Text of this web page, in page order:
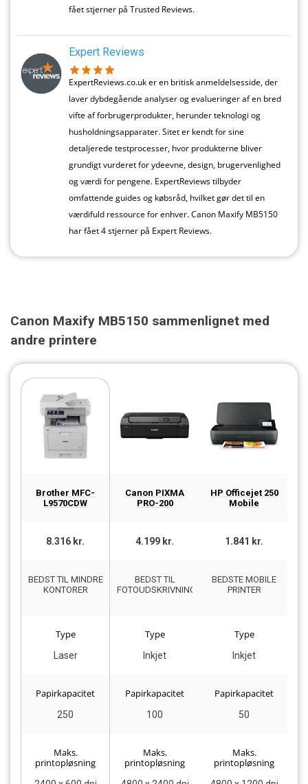
fået stjerner på Trusted Reviews.
Expert Reviews
ExpertReviews.co.uk er en britisk anmeldelsesside, der
laver dybdegående analyser og evalueringer af en bred
vifte af forbrugerprodukter, herunder teknologi og
husholdningsapparater. Sitet er kendt for sine
detaljerede testprocesser, hvor produkterne bliver
grundigt vurderet for ydeevne, design, brugervenlighed
og værdi for pengene. ExpertReviews tilbyder
omfattende guides og købsråd, hvilket gør det til en
værdifuld ressource for enhver. Canon Maxify MB5150
har fået 4 stjerner på Expert Reviews.
Canon Maxify MB5150 sammenlignet med
andre printere
Brother MFC-
L9570CDW
Canon PIXMA
PRO-200
HP Officejet 250
Mobile
8.316 kr. 4.199 kr. 1.841 kr.
BEDST TIL MINDRE
KONTORER
BEDST TIL
FOTOUDSKRIVNING
BEDSTE MOBILE
PRINTER
Type
Laser
Type
Inkjet
Type
Inkjet
Papirkapacitet
250
Papirkapacitet
100
Papirkapacitet
50
Maks.
printopløsning
Maks.
printopløsning
Maks.
printopløsning